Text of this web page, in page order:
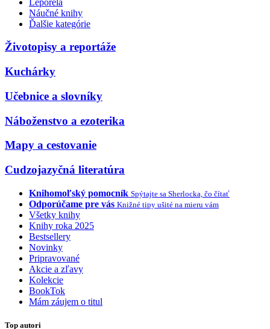
Náučné knihy
Ďalšie kategórie
Životopisy a reportáže
Kuchárky
Učebnice a slovníky
Náboženstvo a ezoterika
Mapy a cestovanie
Cudzojazyčná literatúra
Knihomoľský pomocník Spýtajte sa Sherlocka, čo čítať
Odporúčame pre vás Knižné tipy ušité na mieru vám
Všetky knihy
Knihy roka 2025
Bestsellery
Novinky
Pripravované
Akcie a zľavy
Kolekcie
BookTok
Mám záujem o titul
Top autori